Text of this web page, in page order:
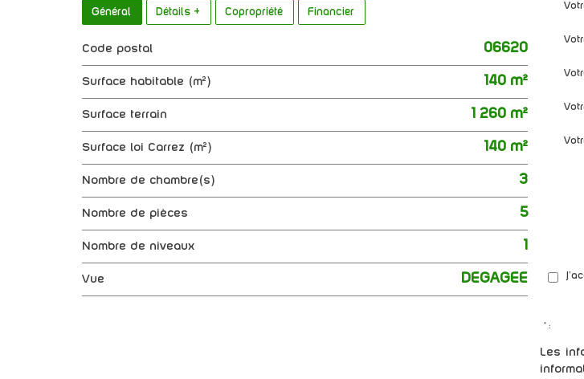
Général Détails + Copropriété Financier
Code postal 06620
Surface habitable (m²) 140 m²
surface terrain 1 260 m²
Surface loi Carrez (m²) 140 m²
Nombre de chambre(s) 3
Nombre de pièces 5
Nombre de niveaux 1
Vue DEGAGEE
* :
Les